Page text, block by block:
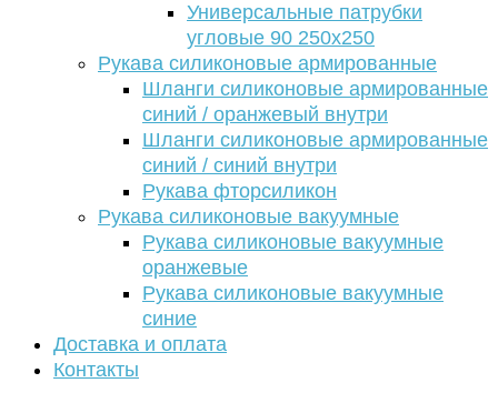
Универсальные патрубки
угловые 90 250х250
Рукава силиконовые армированные
Шланги силиконовые армированные
синий / оранжевый внутри
Шланги силиконовые армированные
синий / синий внутри
Рукава фторсиликон
Рукава силиконовые вакуумные
Рукава силиконовые вакуумные
оранжевые
Рукава силиконовые вакуумные
синие
Доставка и оплата
Контакты